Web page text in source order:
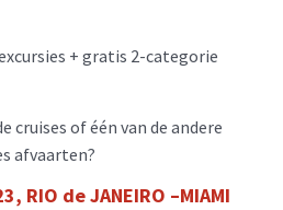
+ gratis 2-categorie
cruises of één van de andere
afvaarten?
RIO de JANEIRO –MIAMI